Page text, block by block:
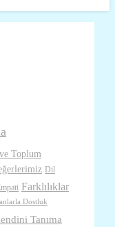
Toplum
Dil
Farklılıklar
Dostluk
Tanıma